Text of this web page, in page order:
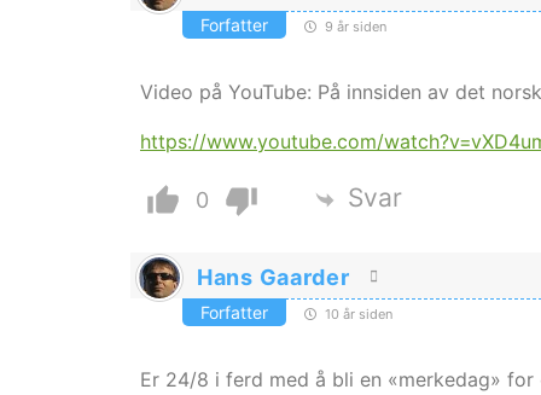
Forfatter 9 år siden
Video på YouTube: På innsiden av det
https://www.youtube.com/
0 Svar
Hans Gaarder
Forfatter 10 år siden
Er 24/8 i ferd med å bli en «merkedag»